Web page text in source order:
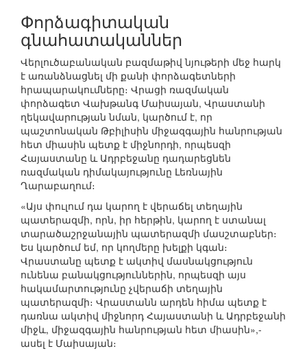
Փորձագիտական
գնահատականներ
Վերլուծաբանական բազմաթիվ նյութերի մեջ հարկ
է առանձնացնել մի քանի փորձագետների
հրապարակումները։ Վրացի ռազմական
փորձագետ Վախթանգ Մաիսայան, Վրաստանի
ղեկավարության նման, կարծում է, որ
պաշտոնական Թբիլիսին միջազգային հանրության
հետ միասին պետք է միջնորդի, որպեսզի
Հայաստանը և Ադրբեջանը դադարեցնեն
ռազմական դիմակայությունը Լեռնային
Ղարաբաղում։
«Այս փուլում դա կարող է վերաճել տեղային
պատերազմի, որն, իր հերթին, կարող է ստանալ
տարածաշրջանային պատերազմի մասշտաբներ։
Ես կարծում եմ, որ կողմերը խելքի կգան։
Վրաստանը պետք է ակտիվ մասնակցություն
ունենա բանակցություններին, որպեսզի այս
հակամարտությունը չվերաճի տեղային
պատերազմի։ Վրաստանն արդեն հիմա պետք է
դառնա ակտիվ միջնորդ Հայաստանի և Ադրբեջանի
միջև, միջազգային հանրության հետ միասին»,-
ասել է Մաիսայան։